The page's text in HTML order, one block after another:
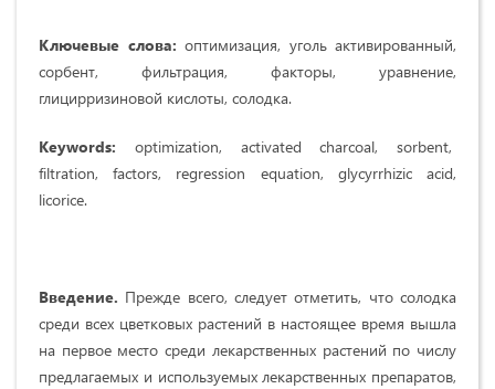
Ключевые слова: оптимизация, уголь активированный,
сорбент, фильтрация, факторы, уравнение,
глицирризиновой кислоты, солодка.
Keywords: optimization, activated charcoal, sorbent,
filtration, factors, regression equation, glycyrrhizic acid,
licorice.
Введение. Прежде всего, следует отметить, что солодка
среди всех цветковых растений в настоящее время вышла
на первое место среди лекарственных растений по числу
предлагаемых и используемых лекарственных препаратов,